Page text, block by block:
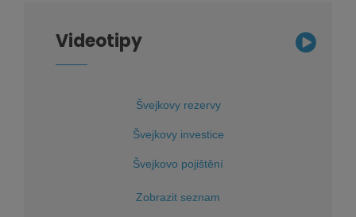
Videotipy
Švejkovy rezervy
Švejkovy investice
Švejkovo pojištění
Zobrazit seznam